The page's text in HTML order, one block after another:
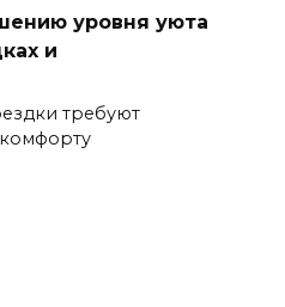
уровня уюта
и
требуют